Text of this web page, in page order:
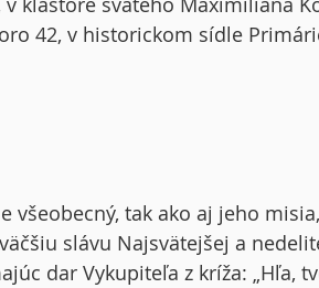
42, v historickom sídle
všeobecný, tak ako aj jeho
slávu Najsvätejšej a
dar Vykupiteľa z kríža: „Hľa,